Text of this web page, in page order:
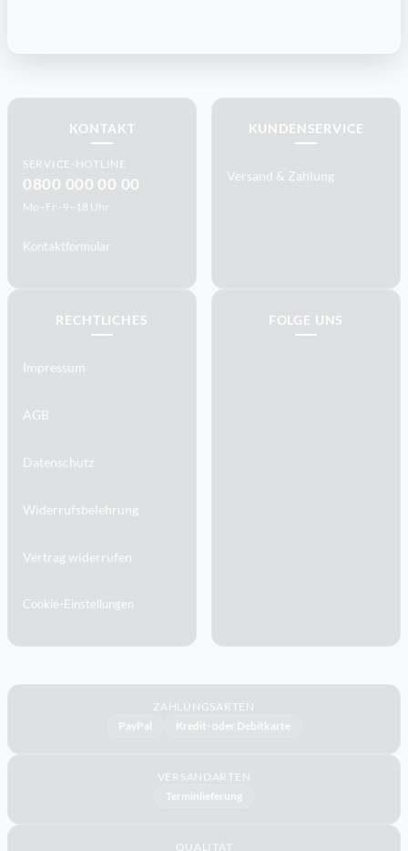
KONTAKT
SERVICE-HOTLINE
0800 000 00 00
Mo–Fr · 9–18 Uhr
Kontaktformular
KUNDENSERVICE
Versand & Zahlung
RECHTLICHES
Impressum
AGB
Datenschutz
Widerrufsbelehrung
Vertrag widerrufen
Cookie-Einstellungen
FOLGE UNS
ZAHLUNGSARTEN
PayPal
Kredit- oder Debitkarte
VERSANDARTEN
Terminlieferung
QUALITÄT